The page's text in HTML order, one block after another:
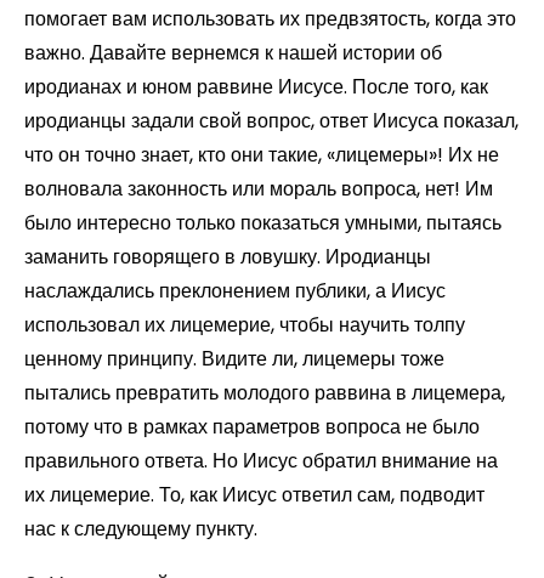
помогает вам использовать их предвзятость, когда это
важно. Давайте вернемся к нашей истории об
иродианах и юном раввине Иисусе. После того, как
иродианцы задали свой вопрос, ответ Иисуса показал,
что он точно знает, кто они такие, «лицемеры»! Их не
волновала законность или мораль вопроса, нет! Им
было интересно только показаться умными, пытаясь
заманить говорящего в ловушку. Иродианцы
наслаждались преклонением публики, а Иисус
использовал их лицемерие, чтобы научить толпу
ценному принципу. Видите ли, лицемеры тоже
пытались превратить молодого раввина в лицемера,
потому что в рамках параметров вопроса не было
правильного ответа. Но Иисус обратил внимание на
их лицемерие. То, как Иисус ответил сам, подводит
нас к следующему пункту.